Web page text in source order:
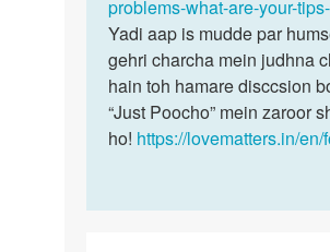
problems-what-are-your-
Yadi aap is mudde par
gehri charcha mein judhna
hain toh hamare disccsion
“Just Poocho” mein zaroor
ho! https://lovematters.in/en/